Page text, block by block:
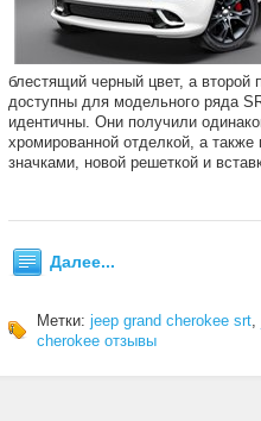
блестящий черный цвет, а второй
доступны для модельного ряда
идентичны. Они получили
хромированной отделкой, а
значками, новой решеткой и
Далее...
Метки: jeep grand cherokee srt,
cherokee отзывы